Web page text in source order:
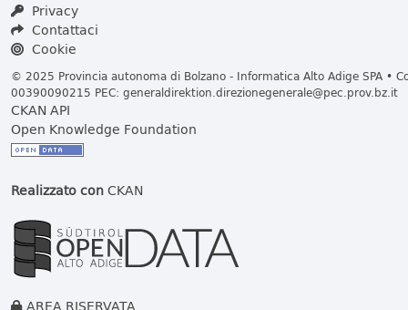
Privacy
Contattaci
Cookie
© 2025 Provincia autonoma di Bolzano - Informatica Alto Adige SPA •
00390090215 PEC: generaldirektion.direzionegenerale@pec.prov.bz.it
CKAN API
Open Knowledge Foundation
Realizzato conCKAN
AREA RISERVATA